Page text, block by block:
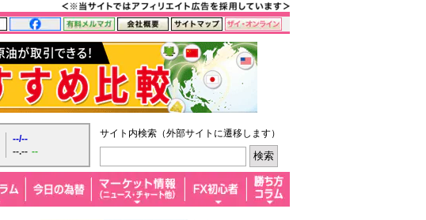
--/--
--.-- --
サイト内検索（外部サイトに遷移します）